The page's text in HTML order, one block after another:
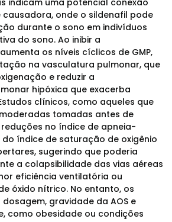
indicam uma potencial conexão
causadora, onde o sildenafil pode
durante o sono em indivíduos
do sono. Ao inibir a
os níveis cíclicos de GMP,
na vasculatura pulmonar, que
e reduzir a
hipóxica que exacerba
clínicos, como aqueles que
tomadas antes de
no índice de apneia-
índice de saturação de oxigênio
sugerindo que poderia
a colapsibilidade das vias aéreas
eficiência ventilatória ou
óxido nítrico. No entanto, os
gravidade da AOS e
como obesidade ou condições